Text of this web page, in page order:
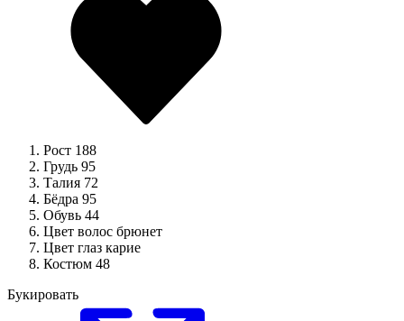
Рост 188
Грудь 95
Талия 72
Бёдра 95
Обувь 44
Цвет волос брюнет
Цвет глаз карие
Костюм 48
Букировать